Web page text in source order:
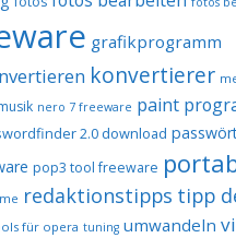
grafikprogramm
konvertierer
nero 7 freeware paint
2.0 download
pop3 tool freeware
redaktionstipps tipp
für opera tuning umwandeln